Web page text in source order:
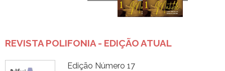
REVISTA POLIFONIA - EDIÇÃO ATUAL
Edição Número 17